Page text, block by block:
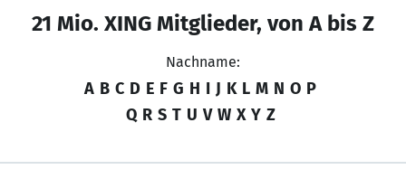
21 Mio. XING Mitglieder, von A bis Z
Nachname:
A B C D E F G H I J K L M N O P
Q R S T U V W X Y Z